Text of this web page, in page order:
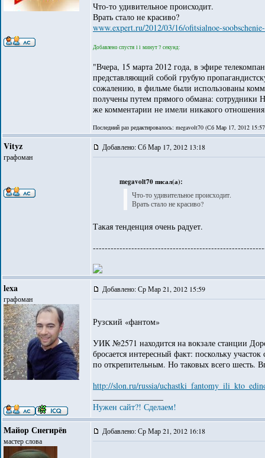
Что-то удивительное происходит.
Врать стало не красиво?
www.expert.ru/2012/03/16/ofitsialnoe-
Добавлено спустя 11 минут 7 секунд:
"Вчера, 15 марта 2012 года, в эфире
представляющий собой грубую
сожалению, в фильме были использованы
получены путем прямого обмана: сотрудники
же комментарии не имели никакого
Последний раз редактировалось: megavolt70 (Сб Мар 17, 2012
Vityz
графоман
Добавлено: Сб Мар 17, 2012 13:18
megavolt70 писал(а):
Что-то удивительное происходит.
Врать стало не красиво?
Такая тенденция очень радует.
lexa
графоман
Добавлено: Ср Мар 21, 2012 15:59
Рузский «фантом»
УИК №2571 находится на вокзале станции
бросается интересный факт: поскольку
по открепительным. Но таковых всего шесть.
http://slon.ru/russia/
Нужен сайт?! Сделаем!
Майор Снегирёв
мастер слова
Добавлено: Ср Мар 21, 2012 16:18